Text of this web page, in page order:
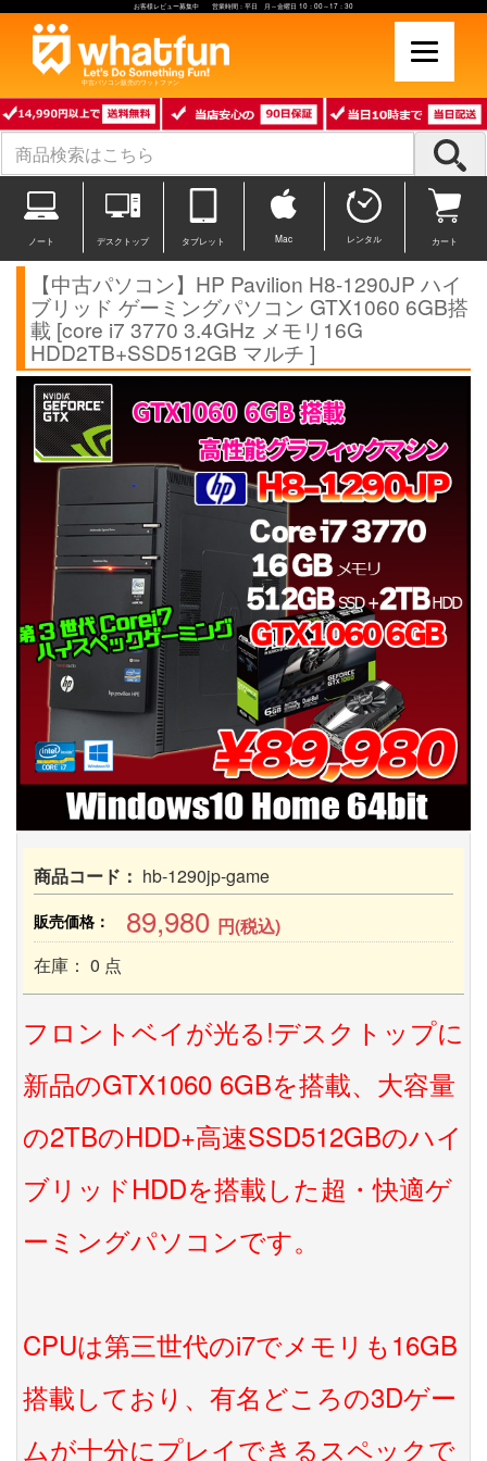
お客様レビュー募集中 営業時間：平日 月～金曜日 10：00～17：30
中古パソコン販売のワットファン
ノート デスクトップ タブレット Mac レンタル カート
【中古パソコン】HP Pavilion H8-1290JP ハイ
ブリッド ゲーミングパソコン GTX1060 6GB搭
載 [core i7 3770 3.4GHz メモリ16G
HDD2TB+SSD512GB マルチ ]
商品コード： hb-1290jp-game
販売価格： 89,980 円(税込)
在庫： 0 点
フロントベイが光る!デスクトップに
新品のGTX1060 6GBを搭載、大容量
の2TBのHDD+高速SSD512GBのハイ
ブリッドHDDを搭載した超・快適ゲ
ーミングパソコンです。
CPUは第三世代のi7でメモリも16GB
搭載しており、有名どころの3Dゲー
ムが十分にプレイできるスペックで